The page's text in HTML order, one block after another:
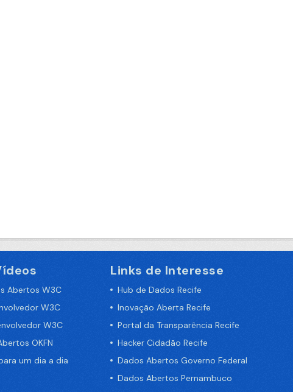
Abertos W3C
W3C
W3C
OKFN
um dia a dia
Links de Interesse
Hub de Dados Recife
Inovação Aberta Recife
Portal da Transparência Recife
Hacker Cidadão Recife
Dados Abertos Governo Federal
Dados Abertos Pernambuco